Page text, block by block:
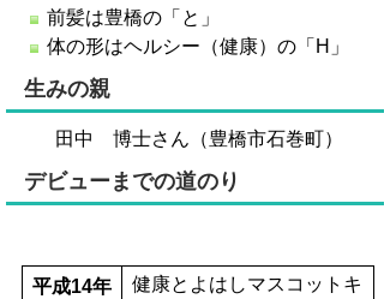
前髪は豊橋の「と」
体の形はヘルシー（健康）の「H」
生みの親
田中 博士さん（豊橋市石巻町）
デビューまでの道のり
平成14年
健康とよはしマスコットキ